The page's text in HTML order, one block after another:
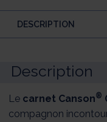
DESCRIPTION
Description
Le carnet Canson®
compagnon